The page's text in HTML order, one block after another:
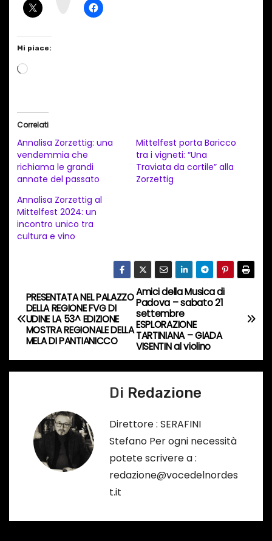
Mi piace:
C
a
m
e
n
t
o
o
r
s
…
Correlati
Annalisa Zorzettig: una
vendemmia che
richiama le grandi
annate del passato
Mittelfest porta Baricco
tra i vigneti: “Una
Traviata da cortile” alla
Zorzettig
Annalisa Zorzettig al
Mittelfest 2024: un
incontro unico tra
cultura e vino
N
a
v
i
n
Amici della Musica di
Padova – sabato 21
settembre
ESPLORAZIONE
TARTINIANA – GIADA
VISENTIN al violino
PRESENTATA NEL PALAZZO
DELLA REGIONE FVG DI
UDINE LA 53^ EDIZIONE
MOSTRA REGIONALE DELLA
MELA DI PANTIANICCO
Di Redazione
Direttore : SERAFINI
Stefano Per ogni necessità
potete scrivere a :
redazione@vocedelnordes
t.it